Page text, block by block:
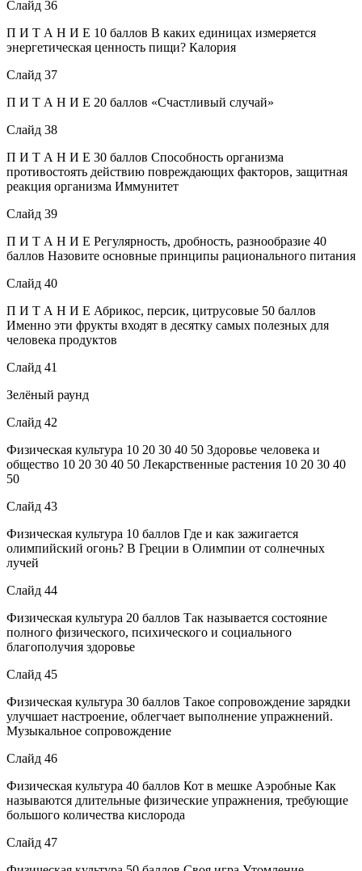
Слайд 36
П И Т А Н И Е 10 баллов В каких единицах измеряется
энергетическая ценность пищи? Калория
Слайд 37
П И Т А Н И Е 20 баллов «Счастливый случай»
Слайд 38
П И Т А Н И Е 30 баллов Способность организма
противостоять действию повреждающих факторов, защитная
реакция организма Иммунитет
Слайд 39
П И Т А Н И Е Регулярность, дробность, разнообразие 40
баллов Назовите основные принципы рационального питания
Слайд 40
П И Т А Н И Е Абрикос, персик, цитрусовые 50 баллов
Именно эти фрукты входят в десятку самых полезных для
человека продуктов
Слайд 41
Зелёный раунд
Слайд 42
Физическая культура 10 20 30 40 50 Здоровье человека и
общество 10 20 30 40 50 Лекарственные растения 10 20 30 40
50
Слайд 43
Физическая культура 10 баллов Где и как зажигается
олимпийский огонь? В Греции в Олимпии от солнечных
лучей
Слайд 44
Физическая культура 20 баллов Так называется состояние
полного физического, психического и социального
благополучия здоровье
Слайд 45
Физическая культура 30 баллов Такое сопровождение зарядки
улучшает настроение, облегчает выполнение упражнений.
Музыкальное сопровождение
Слайд 46
Физическая культура 40 баллов Кот в мешке Аэробные Как
называются длительные физические упражнения, требующие
большого количества кислорода
Слайд 47